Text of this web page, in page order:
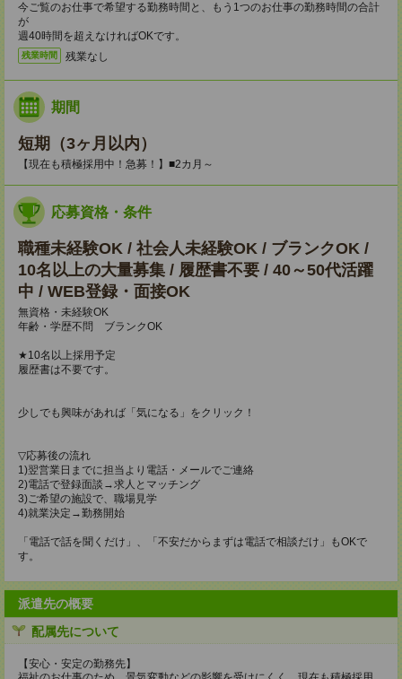
今ご覧のお仕事で希望する勤務時間と、もう1つのお仕事の勤務時間の合計
が
週40時間を超えなければOKです。
残業時間 残業なし
期間
短期（3ヶ月以内）
【現在も積極採用中！急募！】■2カ月～
応募資格・条件
職種未経験OK / 社会人未経験OK / ブランクOK /
10名以上の大量募集 / 履歴書不要 / 40～50代活躍
中 / WEB登録・面接OK
無資格・未経験OK
年齢・学歴不問 ブランクOK
★10名以上採用予定
履歴書は不要です。
少しでも興味があれば「気になる」をクリック！
▽応募後の流れ
1)翌営業日までに担当より電話・メールでご連絡
2)電話で登録面談→求人とマッチング
3)ご希望の施設で、職場見学
4)就業決定→勤務開始
「電話で話を聞くだけ」、「不安だからまずは電話で相談だけ」もOKで
す。
派遣先の概要
配属先について
【安心・安定の勤務先】